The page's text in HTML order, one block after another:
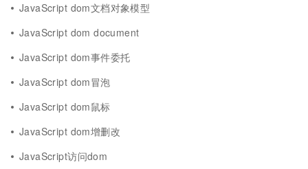
JavaScript dom文档对象模型
JavaScript dom document
JavaScript dom事件委托
JavaScript dom冒泡
JavaScript dom鼠标
JavaScript dom增删改
JavaScript访问dom